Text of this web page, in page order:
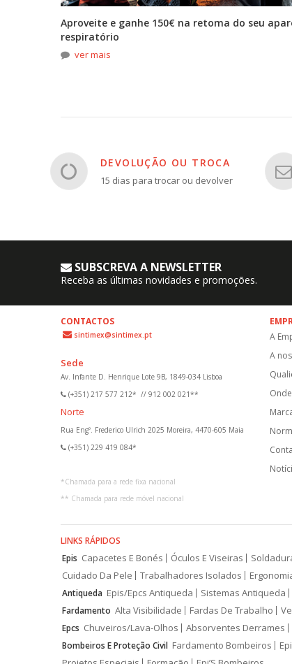
Aproveite e ganhe 150€ na retoma do seu
respiratório
ver mais
DEVOLUÇÃO OU TROCA
15 dias para trocar ou devolver
SUBSCREVA A NEWSLETTER
Receba as últimas novidades e promoções.
CONTACTOS
sintimex@sintimex.pt
Sede
Av. Infante D. Henrique Lote 9B, 1849-034 Lisboa
(+351) 217 577 212* // 912 002 021**
Norte
Rua Engº. Frederico Ulrich 2025 Moreira, 4470-605 Maia
(+351) 229 419 084*
*Chamada para a rede fixa nacional
** Chamada para rede móvel nacional
A
A
LINKS RÁPIDOS
Epis Capacetes E Bonés Óculos E Viseiras
Cuidado Da Pele
Trabalhadores Isolados
Antiqueda Epis/Epcs Antiqueda Sistemas Antiqueda
Fardamento Alta Visibilidade Fardas De Trabalho
Epcs Chuveiros/Lava-Olhos Absorventes Derrames
Bombeiros E Proteção Civil Fardamento Bombeiros